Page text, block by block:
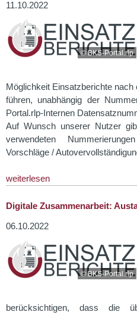
11.10.2022
© BKS-Portal.rlp
Möglichkeit Einsatzberichte
führen, unabhängig der
Portal.rlp-Internen
Auf Wunsch unserer Nutzer
verwendeten
Vorschläge /
weiterlesen
Digitale Zusammenarbeit:
06.10.2022
© BKS-Portal.rlp
berücksichtigen, dass die